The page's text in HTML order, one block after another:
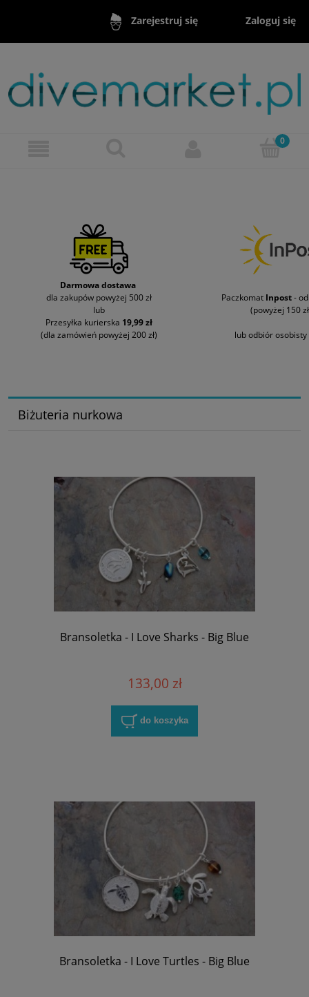
Zarejestruj się Zaloguj się
Darmowa dostawa
dla zakupów powyżej 500 zł
lub
Przesyłka kurierska 19,99 zł
(dla zamówień powyżej 200 zł)
Paczkomat Inpost-
(powyżej 150
lub odbiór
Biżuteria nurkowa
Bransoletka - I Love Sharks - Big Blue
133,00 zł
do koszyka
Bransoletka - I Love Turtles - Big Blue